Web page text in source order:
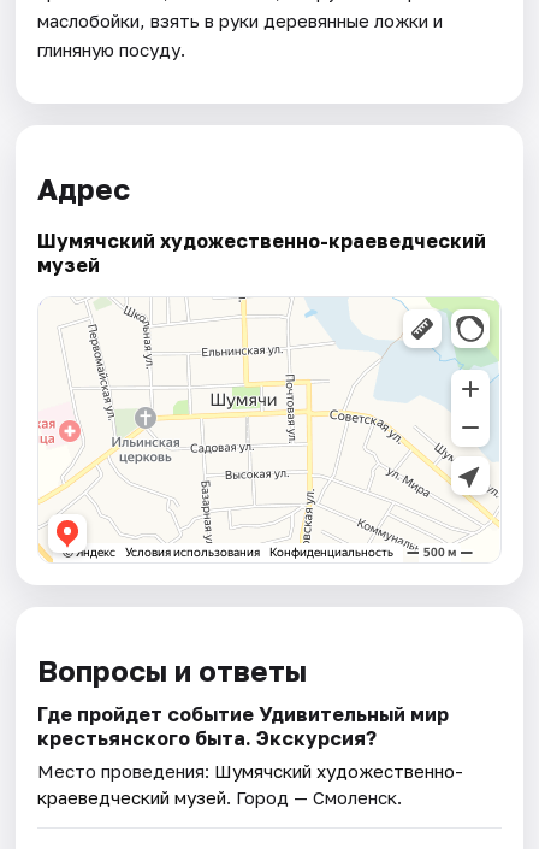
маслобойки, взять в руки деревянные ложки и
глиняную посуду.
Адрес
Шумячский художественно-краеведческий
музей
Вопросы и ответы
Где пройдет событие Удивительный мир
крестьянского быта. Экскурсия?
Место проведения: Шумячский художественно-
краеведческий музей. Город — Смоленск.